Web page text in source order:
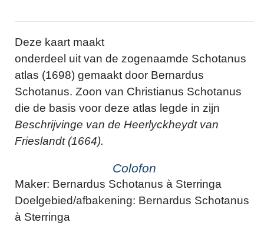
Deze kaart maakt
onderdeel uit van de zogenaamde Schotanus
atlas (1698) gemaakt door Bernardus
Schotanus. Zoon van Christianus Schotanus
die de basis voor deze atlas legde in zijn
Beschrijvinge van de Heerlyckheydt van
Frieslandt (1664).
Colofon
Maker: Bernardus Schotanus à Sterringa
Doelgebied/afbakening: Bernardus Schotanus
à Sterringa